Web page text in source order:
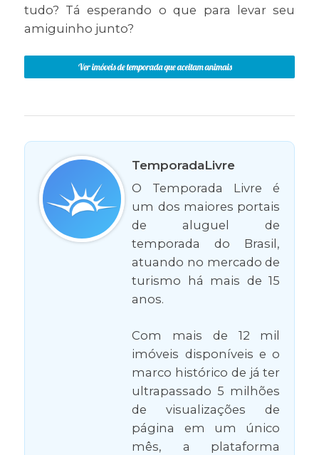
tudo? Tá esperando o que para levar seu
amiguinho junto?
TemporadaLivre
O Temporada Livre é
um dos maiores portais
de aluguel de
temporada do Brasil,
atuando no mercado de
turismo há mais de 15
anos.
Com mais de 12 mil
imóveis disponíveis e o
marco histórico de já ter
ultrapassado 5 milhões
de visualizações de
página em um único
mês, a plataforma